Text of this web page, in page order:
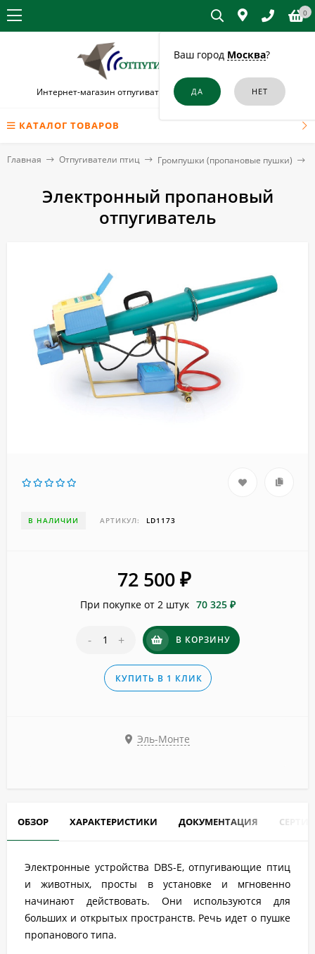
Ваш город Москва?
0
Интернет-магазин отпугивателей птиц в Великом Устюге
КАТАЛОГ ТОВАРОВ
Главная Отпугиватели птиц Громпушки (пропановые пушки)
Электронный пропановый
отпугиватель
В НАЛИЧИИ АРТИКУЛ: LD1173
72 500 ₽
При покупке от 2 штук 70 325 ₽
- + В КОРЗИНУ
КУПИТЬ В 1 КЛИК
Эль-Монте
ОБЗОР ХАРАКТЕРИСТИКИ ДОКУМЕНТАЦИЯ
Электронные устройства DBS-E, отпугивающие птиц
и животных, просты в установке и мгновенно
начинают действовать. Они используются для
больших и открытых пространств. Речь идет о пушке
пропанового типа.